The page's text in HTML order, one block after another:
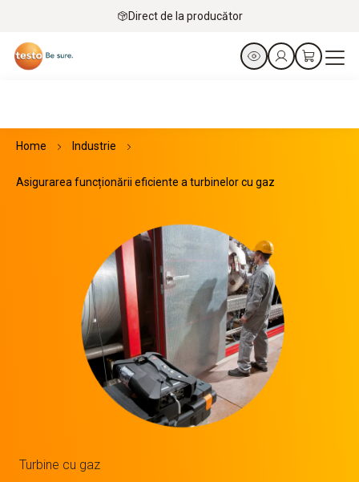
Direct de la producător
Home Industrie
Asigurarea funcționării eficiente a turbinelor cu gaz
Turbine cu gaz